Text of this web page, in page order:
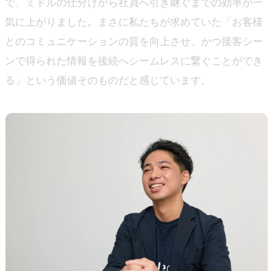
で、ミドルの仕分けから社員へ引き継ぐまでの効率が一
気に上がりました。まさに私たちが求めていた「お客様
とのコミュニケーションの質を向上させ、かつ接客シー
ンで得られた情報を後続へシームレスに繋ぐことができ
る」という価値そのものだと感じています。